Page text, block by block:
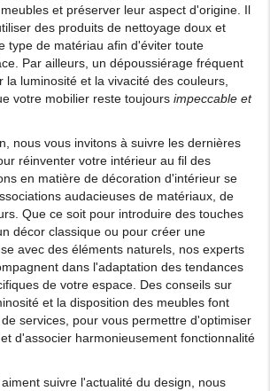
et préserver leur aspect d'origine. Il
des produits de nettoyage doux et
type de matériau afin d'éviter toute
Par ailleurs, un dépoussiérage fréquent
la luminosité et la vivacité des couleurs,
votre mobilier reste toujours impeccable et
nous vous invitons à suivre les dernières
réinventer votre intérieur au fil des
en matière de décoration d'intérieur se
audacieuses de matériaux, de
Que ce soit pour introduire des touches
décor classique ou pour créer une
avec des éléments naturels, nos experts
dans l'adaptation des tendances
de votre espace. Des conseils sur
et la disposition des meubles font
services, pour vous permettre d'optimiser
d'associer harmonieusement fonctionnalité
suivre l'actualité du design, nous